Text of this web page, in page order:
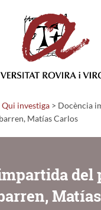
Qui investiga > Docència
Matías Carlos
del